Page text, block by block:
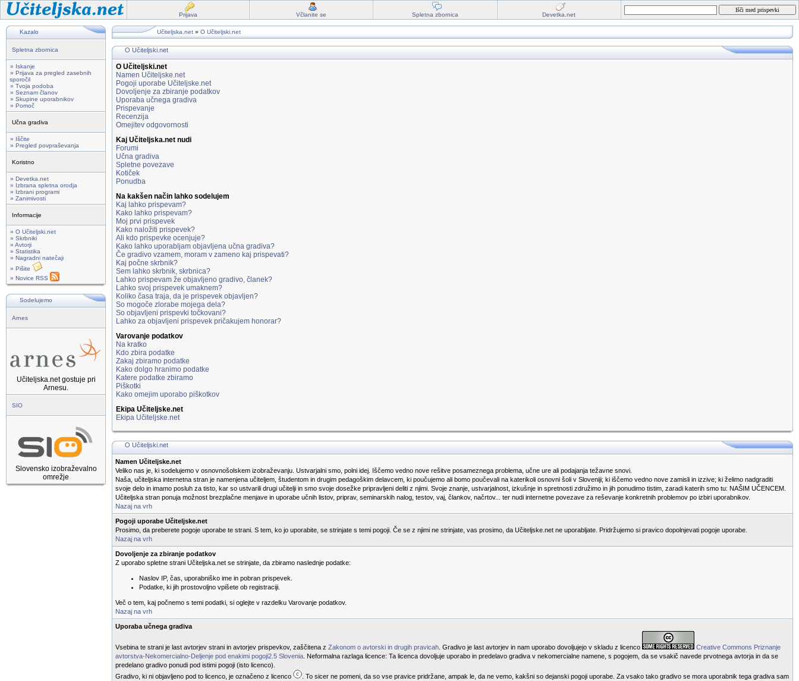
Prijava Včlanite se Spletna zbornica Devetka.net
Kazalo
Spletna zbornica
» Iskanje
» Prijava za pregled zasebnih
sporočil
» Tvoja podoba
» Seznam članov
» Skupine uporabnikov
» Pomoč
Učna gradiva
» Iščite
» Pregled povpraševanja
Koristno
» Devetka.net
» Izbrana spletna orodja
» Izbrani programi
» Zanimivosti
Informacije
» O Učiteljski.net
» Skrbniki
» Avtorji
» Statistika
» Nagradni natečaji
» Pišite
» Novice RSS
Sodelujemo
Arnes
Učiteljska.net gostuje pri
Arnesu.
SIO
Slovensko izobraževalno
omrežje
Učiteljska.net » O Učiteljski.net
O Učiteljski.net
O Učiteljski.net
Namen Učiteljske.net
Pogoji uporabe Učiteljske.net
Dovoljenje za zbiranje podatkov
Uporaba učnega gradiva
Prispevanje
Recenzija
Omejitev odgovornosti
Kaj Učiteljska.net nudi
Forumi
Učna gradiva
Spletne povezave
Kotiček
Ponudba
Na kakšen način lahko sodelujem
Kaj lahko prispevam?
Kako lahko prispevam?
Moj prvi prispevek
Kako naložiti prispevek?
Ali kdo prispevke ocenjuje?
Kako lahko uporabljam objavljena učna gradiva?
Če gradivo vzamem, moram v zameno kaj prispevati?
Kaj počne skrbnik?
Sem lahko skrbnik, skrbnica?
Lahko prispevam že objavljeno gradivo, članek?
Lahko svoj prispevek umaknem?
Koliko časa traja, da je prispevek objavljen?
So mogoče zlorabe mojega dela?
So objavljeni prispevki točkovani?
Lahko za objavljeni prispevek pričakujem honorar?
Varovanje podatkov
Na kratko
Kdo zbira podatke
Zakaj zbiramo podatke
Kako dolgo hranimo podatke
Katere podatke zbiramo
Piškotki
Kako omejim uporabo piškotkov
Ekipa Učiteljske.net
Ekipa Učiteljske.net
O Učiteljski.net
Namen Učiteljske.net
Veliko nas je, ki sodelujemo v osnovnošolskem izobraževanju. Ustvarjalni smo, polni idej. Iščemo vedno nove rešitve posameznega problema, učne ure ali podajanja težavne snovi.
Naša, učiteljska internetna stran je namenjena učiteljem, študentom in drugim pedagoškim delavcem, ki poučujemo ali bomo poučevali na katerikoli osnovni šoli v Sloveniji; ki iščemo vedno nove zamisli in izzive; ki želimo nadgraditi
svoje delo in imamo posluh za tisto, kar so ustvarili drugi učitelji in smo svoje dosežke pripravljeni deliti z njimi. Svoje znanje, ustvarjalnost, izkušnje in spretnosti združimo in jih ponudimo tistim, zaradi katerih smo tu: NAŠIM UČENCEM.
Učiteljska stran ponuja možnost brezplačne menjave in uporabe učnih listov, priprav, seminarskih nalog, testov, vaj, člankov, načrtov... ter nudi internetne povezave za reševanje konkretnih problemov po izbiri uporabnikov.
Nazaj na vrh
Pogoji uporabe Učiteljske.net
Prosimo, da preberete pogoje uporabe te strani. S tem, ko jo uporabite, se strinjate s temi pogoji. Če se z njimi ne strinjate, vas prosimo, da Učiteljske.net ne uporabljate. Pridržujemo si pravico dopolnjevati pogoje uporabe.
Nazaj na vrh
Dovoljenje za zbiranje podatkov
Z uporabo spletne strani Učiteljska.net se strinjate, da zbiramo naslednje podatke:
Naslov IP, čas, uporabniško ime in pobran prispevek.
Podatke, ki jih prostovoljno vpišete ob registraciji.
Več o tem, kaj počnemo s temi podatki, si oglejte v razdelku Varovanje podatkov.
Nazaj na vrh
Uporaba učnega gradiva
Vsebina te strani je last avtorjev strani in avtorjev prispevkov, zaščitena z Zakonom o avtorski in drugih pravicah . Gradivo je last avtorjev in nam uporabo dovoljujejo v skladu z licenco
Creative Commons Priznanje
avtorstva-Nekomercialno-Deljenje pod enakimi pogoji2.5 Slovenia . Neformalna razlaga licence: Ta licenca dovoljuje uporabo in predelavo gradiva v nekomercialne namene, s pogojem, da se vsakič navede prvotnega avtorja in da se
predelano gradivo ponudi pod istimi pogoji (isto licenco).
Gradivo, ki ni objavljeno pod to licenco, je označeno z licenco
. To sicer ne pomeni, da so vse pravice pridržane, ampak le, da ne vemo, kakšni so dejanski pogoji uporabe. Za vsako tako gradivo se mora uporabnik tega gradiva sam